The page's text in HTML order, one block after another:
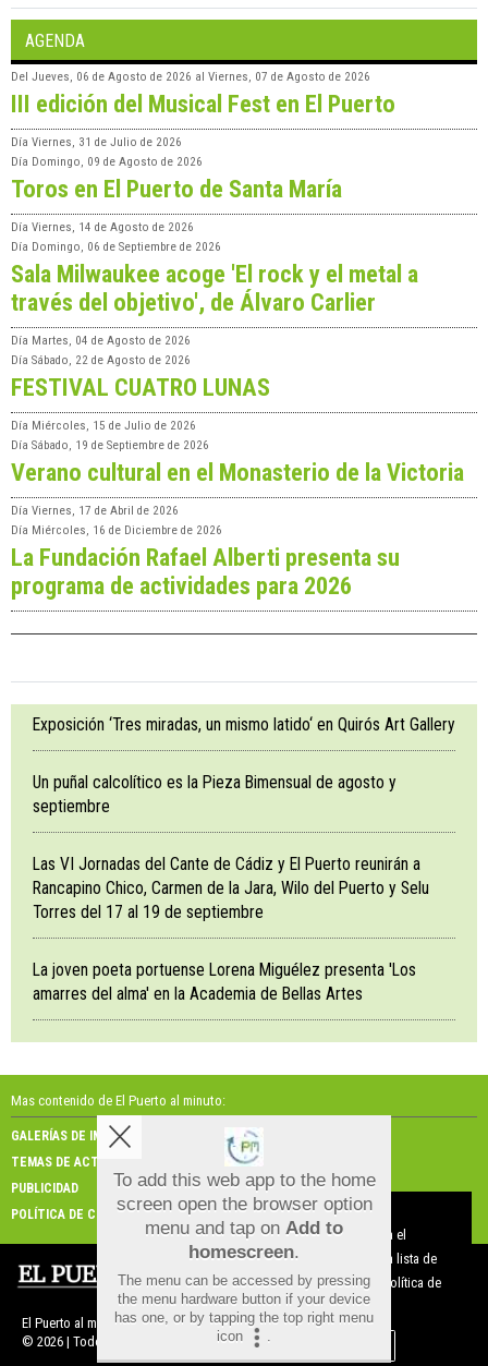
AGENDA
Del Jueves, 06 de Agosto de 2026 al Viernes, 07 de Agosto de 2026
III edición del Musical Fest en El Puerto
Día Viernes, 31 de Julio de 2026
Día Domingo, 09 de Agosto de 2026
Toros en El Puerto de Santa María
Día Viernes, 14 de Agosto de 2026
Día Domingo, 06 de Septiembre de 2026
Sala Milwaukee acoge 'El rock y el metal a
través del objetivo', de Álvaro Carlier
Día Martes, 04 de Agosto de 2026
Día Sábado, 22 de Agosto de 2026
FESTIVAL CUATRO LUNAS
Día Miércoles, 15 de Julio de 2026
Día Sábado, 19 de Septiembre de 2026
Verano cultural en el Monasterio de la Victoria
Día Viernes, 17 de Abril de 2026
Día Miércoles, 16 de Diciembre de 2026
La Fundación Rafael Alberti presenta su
programa de actividades para 2026
Exposición ‘Tres miradas, un mismo latido‘ en Quirós Art Gallery
Un puñal calcolítico es la Pieza Bimensual de agosto y
septiembre
Las VI Jornadas del Cante de Cádiz y El Puerto reunirán a
Rancapino Chico, Carmen de la Jara, Wilo del Puerto y Selu
Torres del 17 al 19 de septiembre
La joven poeta portuense Lorena Miguélez presenta 'Los
amarres del alma' en la Academia de Bellas Artes
Mas contenido de El Puerto al minuto:
GALERÍAS DE IMÁGENES
GALERÍAS DE VÍDEOS
TEMAS DE ACTUALIDAD
NOSOTROS
PUBLICIDAD
CONTACTO
POLÍTICA DE COOKIES
El Puerto al minuto |Términos de uso|Protección de datos
© 2026 | Todos los derechos reservados
To add this web app to the home
screen open the browser option
menu and tap on Add to
homescreen.
The menu can be accessed by pressing
the menu hardware button if your device
has one, or by tapping the top right menu
icon
.
Aviso sobre el Uso de cookies:
Utilizamos cookies nuestras y de terceros para el
funcionamiento del digital. Puedes consultar la lista de
cookies y como desconectarlas. Ver nuestra Política de
Privacidad y Cookies
Aceptar Cookies